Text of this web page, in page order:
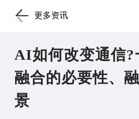
更多资讯
AI如何改变通信
融合的必要性、
景